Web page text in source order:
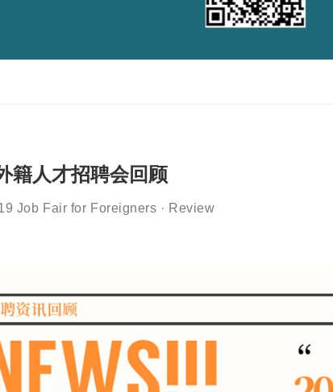
籍人才招聘会回顾
Job Fair for Foreigners · Review